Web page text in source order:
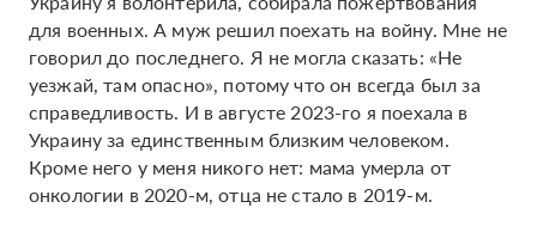
для военных. А муж решил поехать на войну. Мне не
говорил до последнего. Я не могла сказать: «Не
уезжай, там опасно», потому что он всегда был за
справедливость. И в августе 2023-го я поехала в
Украину за единственным близким человеком.
Кроме него у меня никого нет: мама умерла от
онкологии в 2020-м, отца не стало в 2019-м.